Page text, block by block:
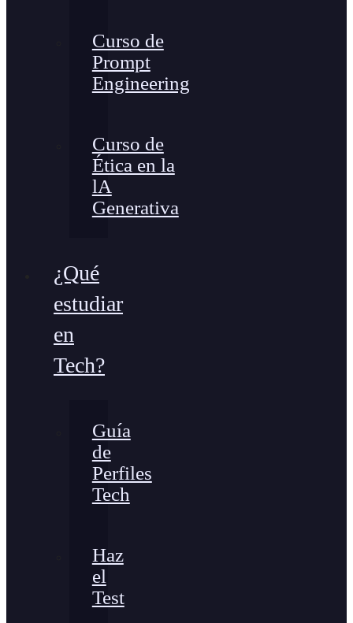
Curso de
Prompt
Engineering
Curso de
Ética en la
lA
Generativa
¿Qué
estudiar
en
Tech?
Guía
de
Perfiles
Tech
Haz
el
Test